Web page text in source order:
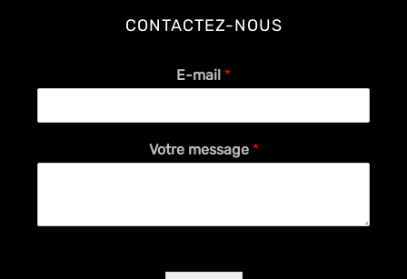
CONTACTEZ-NOUS
E-mail *
Votre message *